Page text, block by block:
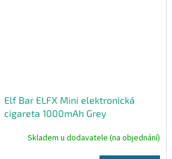
Elf Bar ELFX Mini elektronická
cigareta 1000mAh Grey
Skladem u dodavatele (na objednání)